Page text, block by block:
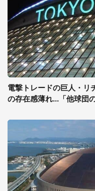
電撃トレードの巨人・リ
の存在感薄れ...「他球団